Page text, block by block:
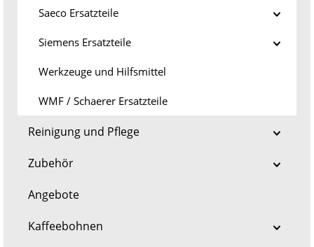
Saeco Ersatzteile
Siemens Ersatzteile
Werkzeuge und Hilfsmittel
WMF / Schaerer Ersatzteile
Reinigung und Pflege
Zubehör
Angebote
Kaffeebohnen